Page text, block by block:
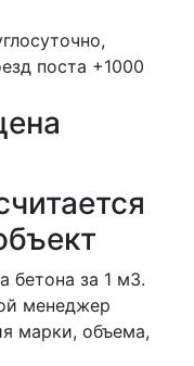
поста +1000
бетона за 1 м3.
менеджер
марки, объема,